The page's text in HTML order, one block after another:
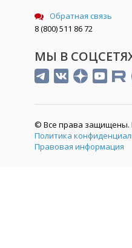
Обратная связь
8 (800) 511 86 72
МЫ В
© Все права защищены.
Политика
Правовая информация